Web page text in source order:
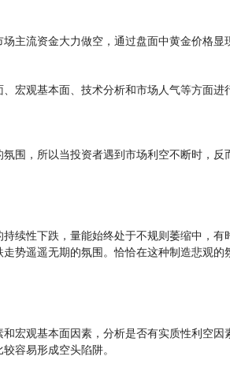
主流资金大力做空，通过盘面中黄金价格
宏观基本面、技术分析和市场人气等方面进
围，所以当投资者遇到市场利空不断时，
续性下跌，量能始终处于不规则萎缩中，
势遥遥无期的氛围。恰恰在这种制造悲观
宏观基本面因素，分析是否有实质性利空
容易形成空头陷阱。